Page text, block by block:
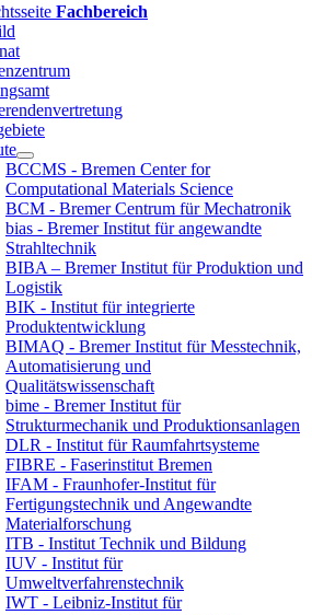
Fachbereich
BCCMS - Bremen Center for
Computational Materials Science
BCM - Bremer Centrum für Mechatronik
bias - Bremer Institut für angewandte
Strahltechnik
BIBA – Bremer Institut für Produktion und
Logistik
BIK - Institut für integrierte
Produktentwicklung
BIMAQ - Bremer Institut für Messtechnik,
Automatisierung und
Qualitätswissenschaft
bime - Bremer Institut für
Strukturmechanik und Produktionsanlagen
DLR - Institut für Raumfahrtsysteme
FIBRE - Faserinstitut Bremen
IFAM - Fraunhofer-Institut für
Fertigungstechnik und Angewandte
Materialforschung
ITB - Institut Technik und Bildung
IUV - Institut für
Umweltverfahrenstechnik
IWT - Leibniz-Institut für